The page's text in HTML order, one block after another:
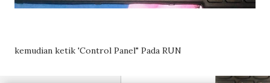
kemudian ketik 'Control Panel" Pada RUN